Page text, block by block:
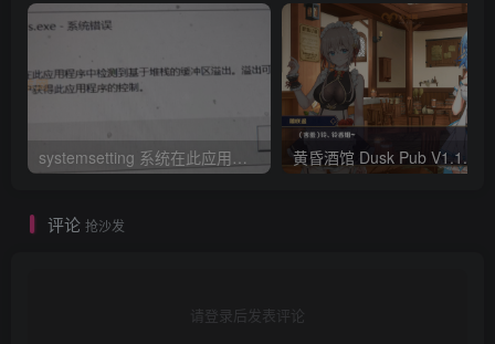
systemsetting 系统在此应用程序中检测到基于堆栈的缓冲区溢出BUG修复工具下载 彻底解决
评论 抢沙发
请登录后发表评论